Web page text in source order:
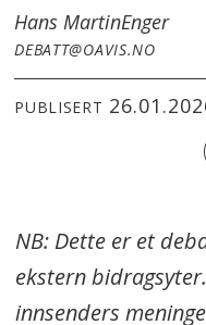
Hans MartinEnger
DEBATT@OAVIS.NO
PUBLISERT
NB: Dette er et
ekstern
innsenders